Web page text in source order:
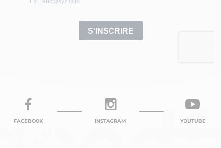
FACEBOOK INSTAGRAM YOUTUBE